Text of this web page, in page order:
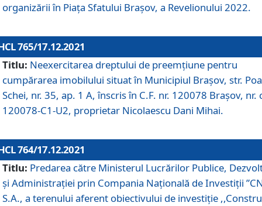
organizării în Piața Sfatului Brașov, a Revelionului 2022.
765/17.12.2021
Titlu: Neexercitarea dreptului de preemţiune pentru
cumpărarea imobilului situat în Municipiul Braşov, str.
Schei, nr. 35, ap. 1 A, înscris în C.F. nr. 120078 Brașov, nr.
120078-C1-U2, proprietar Nicolaescu Dani Mihai.
764/17.12.2021
Titlu: Predarea către Ministerul Lucrărilor Publice,
și Administrației prin Compania Naţională de Investiţii
S.A., a terenului aferent obiectivului de investiţie